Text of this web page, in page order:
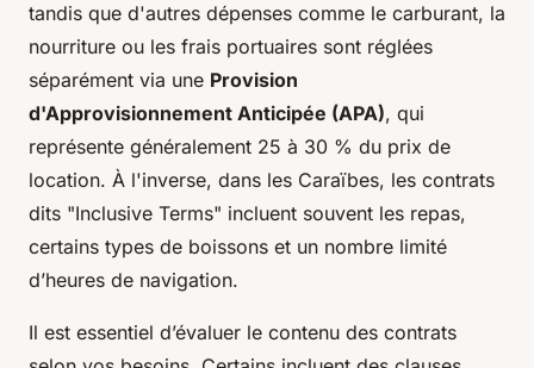
tandis que d'autres dépenses comme le carburant, la
nourriture ou les frais portuaires sont réglées
séparément via une Provision
d'Approvisionnement Anticipée (APA), qui
représente généralement 25 à 30 % du prix de
location. À l'inverse, dans les Caraïbes, les contrats
dits "Inclusive Terms" incluent souvent les repas,
certains types de boissons et un nombre limité
d’heures de navigation.
Il est essentiel d’évaluer le contenu des contrats